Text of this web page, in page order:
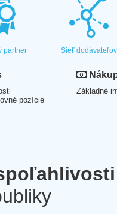
partner Sieť dodávateľov
pozície
Základné